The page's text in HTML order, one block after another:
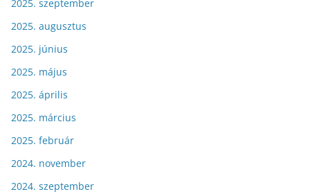
2025. szeptember
2025. augusztus
2025. június
2025. május
2025. április
2025. március
2025. február
2024. november
2024. szeptember